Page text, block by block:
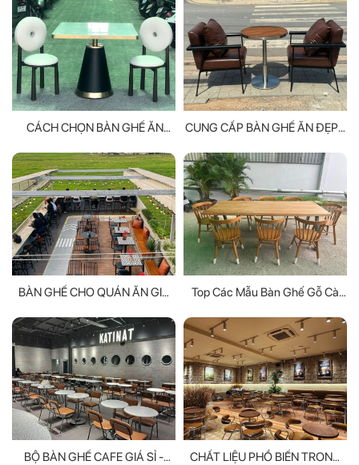
CÁCH CHỌN BÀN GHẾ ĂN
PHÒNG
CUNG CẤP BÀN GHẾ ĂN ĐẸP -
BÀN GHẾ CHO QUÁN ĂN GIÁ
GIAN
Top Các Mẫu Bàn Ghế Gỗ Cà
BỘ BÀN GHẾ CAFE GIÁ SỈ -
CHẤT LIỆU PHỔ BIẾN TRONG